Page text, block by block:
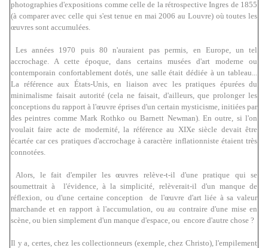
photographies d'expositions comme celle de la rétrospective Ingres de 1855
(à comparer aveccelle qui s'est tenue en mai 2006 au Louvre) où toutes les
œuvres sont accumulées.
Les années 1970 puis 80 n'auraient pas permis, en Europe, un tel
accrochage. A cette époque, dans certains musées d'art moderne ou
contemporain confortablement dotés, une salle était dédiée à un tableau...
La référence aux États-Unis, en liaison avec les pratiques épurées du
minimalisme faisait autorité (cela ne faisait, d'ailleurs, que prolonger les
conceptions du rapport à l'œuvre éprises d'un certain mysticisme, initiées par
des peintres comme Mark Rothko ou Barnett Newman). En outre, si l'on
voulait faire acte de modernité, la référence au XIXe siècle devait être
écartée car ces pratiques d'accrochage à caractère inflationniste étaient très
connotées.
Alors, le fait d'empiler les œuvres relève-t-il
d'une pratique qui se
soumettrait à l'évidence, à la simplicité, relèverait-il d'un manque de
réflexion, ou d'une certaine conception de l'œuvre d'art liée à sa valeur
marchande et en rapport à l'accumulation, ou au contraire d'une mise en
scène, ou bien simplement d'un manque d'espace, ou encore d'autre chose ?
Il y a, certes, chez les collectionneurs (exemple, chez Christo), l'empilement